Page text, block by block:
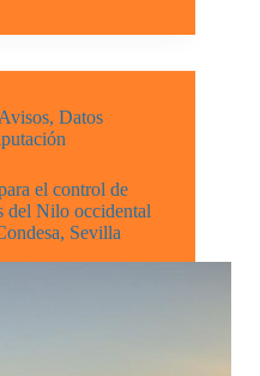
Avisos, Datos
el control de
del Nilo occidental
Sevilla